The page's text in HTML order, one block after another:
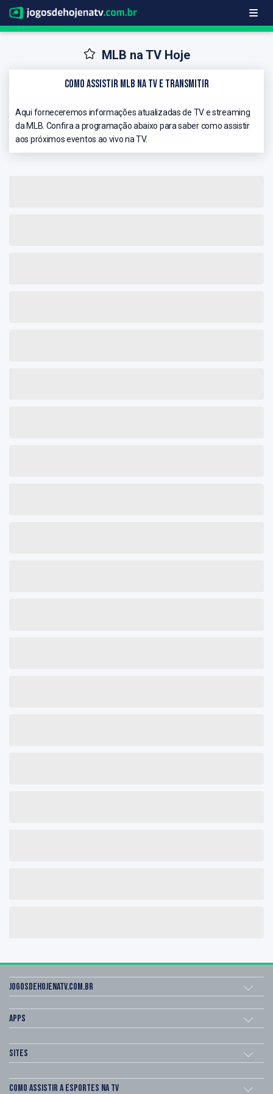
MLB na TV Hoje
Como Assistir MLB na TV e Transmitir
Aqui forneceremos informações atualizadas de TV e streaming
da MLB. Confira a programação abaixo para saber como assistir
aos próximos eventos ao vivo na TV.
Jogosdehojenatv.com.br
Apps
Sites
Como assistir a esportes na TV